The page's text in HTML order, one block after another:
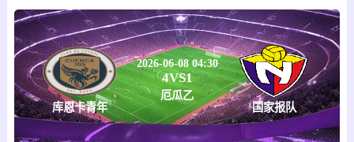
库恩卡青年
2026-06-08 04:30
4VS1
厄瓜乙
国家报队